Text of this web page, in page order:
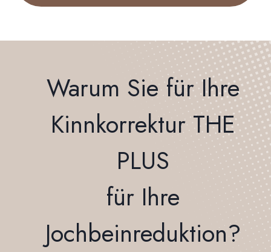
Warum Sie für Ihre
Kinnkorrektur THE
PLUS
für Ihre
Jochbeinreduktion?